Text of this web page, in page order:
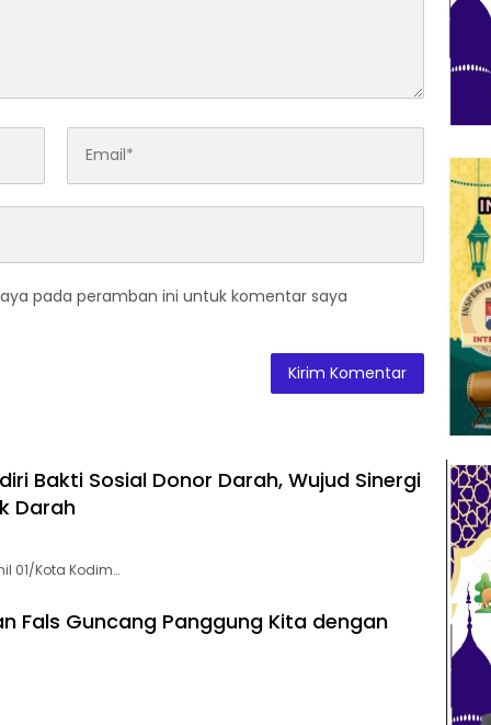
pada peramban ini untuk komentar saya
Bakti Sosial Donor Darah, Wujud Sinergi
Darah
01/Kota Kodim…
Fals Guncang Panggung Kita dengan